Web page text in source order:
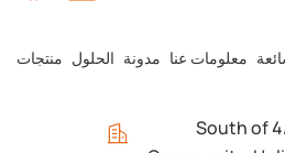
منتجات الحلول مدونة معلومات عنا
South of